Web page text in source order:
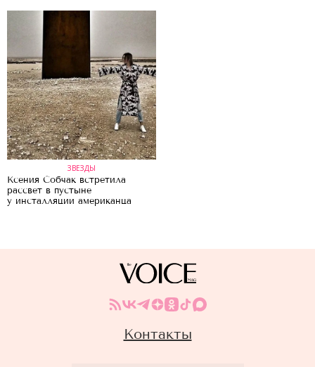
ЗВЕЗДЫ
Ксения Собчак встретила
рассвет в пустыне
у инсталляции американца
Контакты